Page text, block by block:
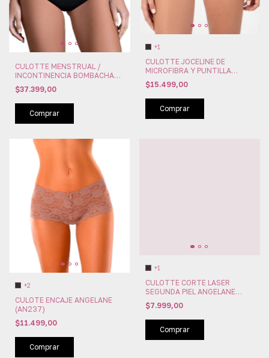
CULOTTE MENSTRUAL /
INCONTINENCIA BOMBACHA
ABSORVENTE YVETTE
(IVE60154)
$37.399,00
Comprar
+1
CULOTTE JOCELINE DE
MICROFIBRA Y PUNTILLA
YVETTE (IVE60124)
$15.499,00
Comprar
+2
CULOTE ENCAJE ANGELANE
(AN237)
$11.499,00
Comprar
+1
CULOTTE CORTE LASER
SEGUNDA PIEL ANGELANE
(AN134)
$7.999,00
Comprar